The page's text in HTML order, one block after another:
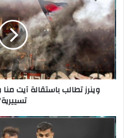
وينرز تطالب باستقالة آيت
تسييرية'